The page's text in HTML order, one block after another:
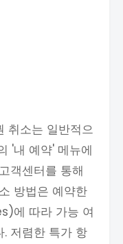
취소는 일반적으
'내 예약' 메뉴에
객센터를 통해
방법은 예약한
에 따라 가능 여
저렴한 특가 항